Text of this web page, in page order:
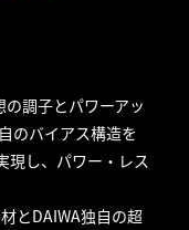
調子とパワーアッ
のバイアス構造を
現し、パワー・レス
とDAIWA独自の超